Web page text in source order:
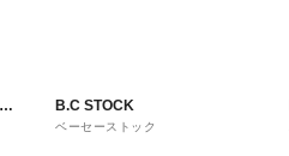
B.C STOCK
ベーセーストック